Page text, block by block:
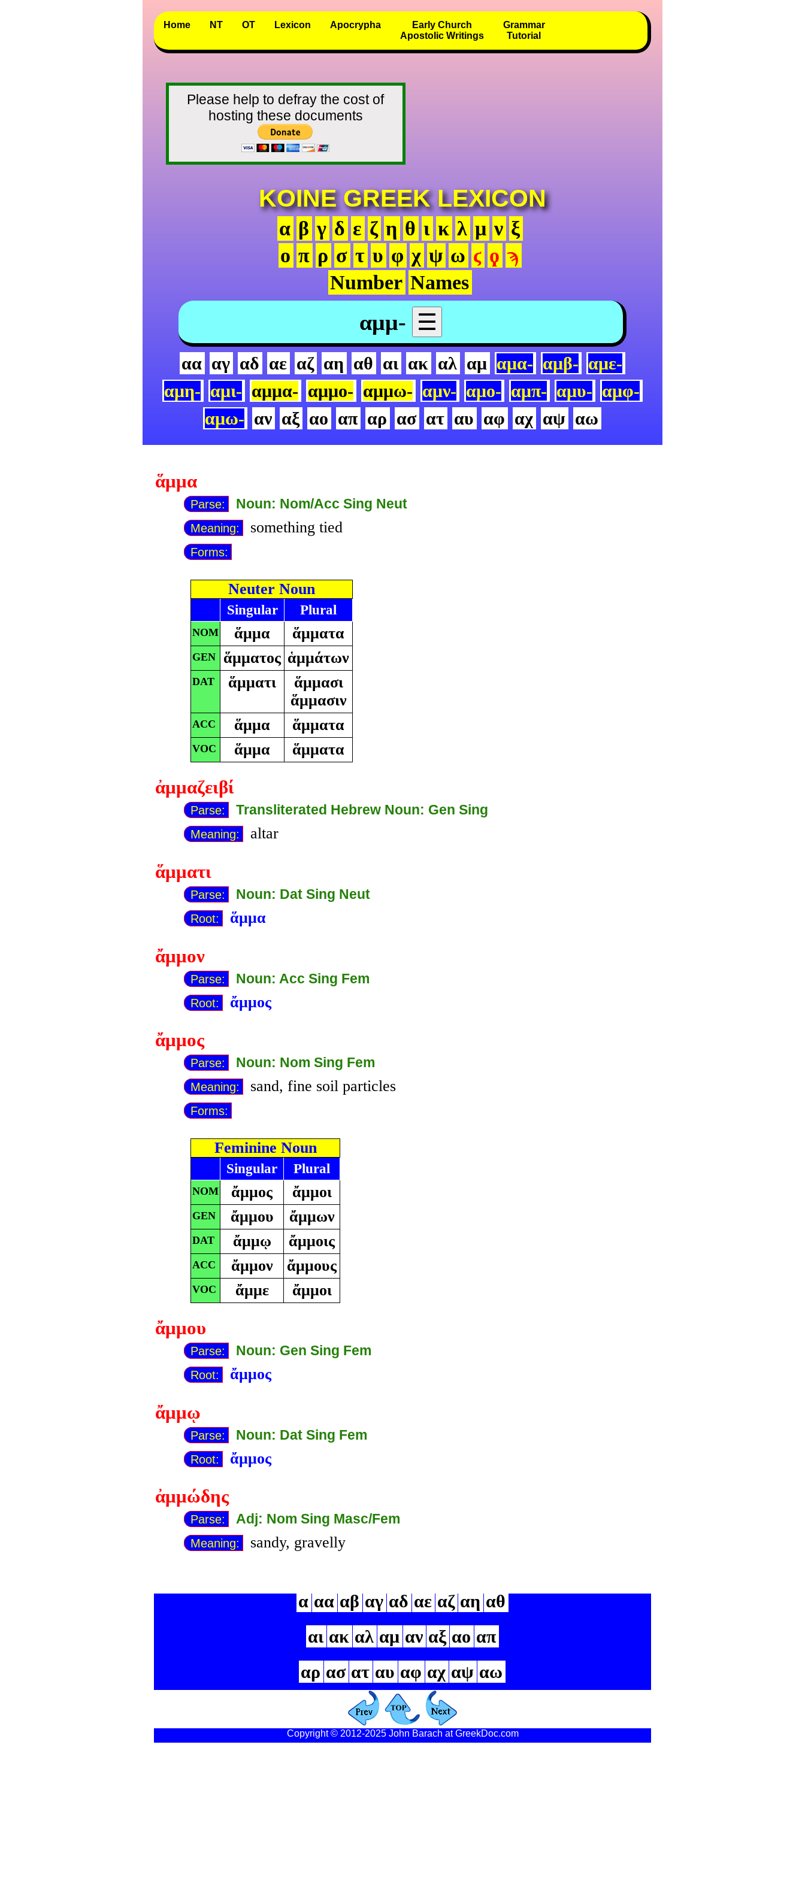
Home NT OT Lexicon Apocrypha
Early Church
Apostolic Writings
Grammar
Tutorial
Please help to defray the cost of
hosting these documents
KOINE GREEK LEXICON
α β γ δ ε ζ η θ ι κ λ μ ν ξ
ο π ρ σ τ υ φ χ ψ ω ϛ ϙ ϡ
Number Names
αμμ- ☰
αα αγ αδ αε αζ αη αθ αι ακ αλ αμ αμα- αμβ- αμε-
αμη- αμι- αμμα- αμμο- αμμω- αμν- αμο- αμπ- αμυ- αμφ-
αμω- αν αξ αο απ αρ ασ ατ αυ αφ αχ αψ αω
ἅμμα
Parse: Noun: Nom/Acc Sing Neut
Meaning: something tied
Forms:
Neuter Noun
Singular Plural
NOM ἅμμα ἅμματα
GEN ἅμματος ἁμμάτων
DAT ἅμματι
ἅμμασι
ἅμμασιν
ACC ἅμμα ἅμματα
VOC ἅμμα ἅμματα
ἀμμαζειβί
Parse: Transliterated Hebrew Noun: Gen Sing
Meaning: altar
ἅμματι
Parse: Noun: Dat Sing Neut
Root: ἅμμα
ἄμμον
Parse: Noun: Acc Sing Fem
Root: ἄμμος
ἄμμος
Parse: Noun: Nom Sing Fem
Meaning: sand, fine soil particles
Forms:
Feminine Noun
Singular Plural
NOM ἄμμος ἄμμοι
GEN ἄμμου ἄμμων
DAT ἄμμῳ ἄμμοις
ACC ἄμμον ἄμμους
VOC ἄμμε ἄμμοι
ἄμμου
Parse: Noun: Gen Sing Fem
Root: ἄμμος
ἄμμῳ
Parse: Noun: Dat Sing Fem
Root: ἄμμος
ἀμμώδης
Parse: Adj: Nom Sing Masc/Fem
Meaning: sandy, gravelly
α αα αβ αγ αδ αε αζ αη αθ
αι ακ αλ αμ αν αξ αο απ
αρ ασ ατ αυ αφ αχ αψ αω
Copyright © 2012-2025 John Barach at GreekDoc.com